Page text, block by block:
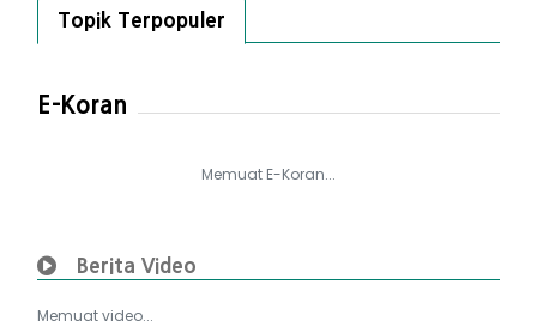
Topik Terpopuler
E-Koran
Memuat E-Koran...
Berita Video
Memuat video...